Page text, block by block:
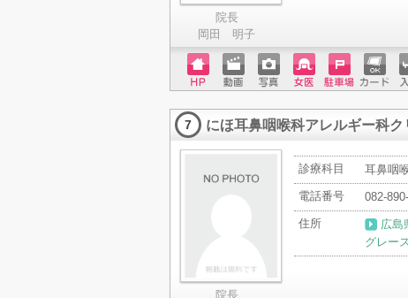
院長
岡田 明子
ホーム
ページ
動画 写真 女医 駐車場クレジ
ットカ
ード
入
7 にほ耳鼻咽喉科アレルギー科ク
院長
診療科目
耳鼻咽
電話番号
082-
住所
広島
グレー